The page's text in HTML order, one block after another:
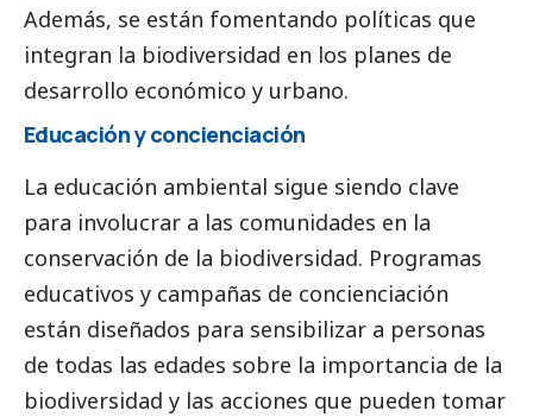
Además, se están fomentando políticas que
integran la biodiversidad en los planes de
desarrollo económico y urbano.
Educación y concienciación
La educación ambiental sigue siendo clave
para involucrar a las comunidades en la
conservación de la biodiversidad. Programas
educativos y campañas de concienciación
están diseñados para sensibilizar a personas
de todas las edades sobre la importancia de la
biodiversidad y las acciones que pueden tomar